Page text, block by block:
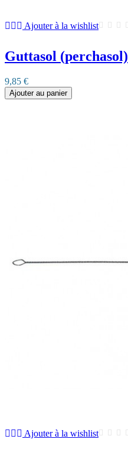
Ajouter à la wishlist
Guttasol (perchasol)
9,85 €
Ajouter au panier
Ajouter à la wishlist